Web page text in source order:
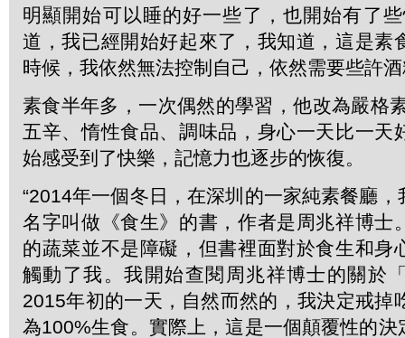
明顯開始可以睡的好一些了，也開始有了
道，我已經開始好起來了，我知道，這是素
時候，我依然無法控制自己，依然需要些許酒
素食半年多，一次偶然的學習，他改為嚴格
五辛、惰性食品、調味品，身心一天比一天
始感受到了快樂，記憶力也逐步的恢復。
“2014年一個冬日，在深圳的一家純素餐廳
名字叫做《食生》的書，作者是周兆祥博士
的蔬菜並不是障礙，但書裡面對於食生和身
觸動了我。我開始查閱周兆祥博士的關於
2015年初的一天，自然而然的，我決定戒掉
為100%生食。實際上，這是一個顛覆性的決